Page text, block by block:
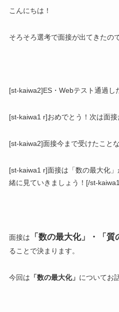
こんにちは！
そろそろ選考で面接が出てきたの
[st-kaiwa2]ES・Webテスト通過し
[st-kaiwa1 r]おめでとう！次は面
[st-kaiwa2]面接今まで受けたこと
[st-kaiwa1 r]面接は「数の最大化
緒に見ていきましょう！[/st-
面接は 「数の最大化」・「質
ることで決まります。
今回は 「数の最大化」 についてお